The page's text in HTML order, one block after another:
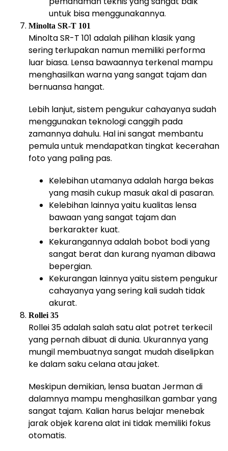
untuk bisa menggunakannya.
Minolta SR-T 101
Minolta SR-T 101 adalah pilihan klasik yang
sering terlupakan namun memiliki performa
luar biasa. Lensa bawaannya terkenal mampu
menghasilkan warna yang sangat tajam dan
bernuansa hangat.
Lebih lanjut, sistem pengukur cahayanya sudah
menggunakan teknologi canggih pada
zamannya dahulu. Hal ini sangat membantu
pemula untuk mendapatkan tingkat kecerahan
foto yang paling pas.
Kelebihan utamanya adalah harga bekas
yang masih cukup masuk akal di pasaran.
Kelebihan lainnya yaitu kualitas lensa
bawaan yang sangat tajam dan
berkarakter kuat.
Kekurangannya adalah bobot bodi yang
sangat berat dan kurang nyaman dibawa
bepergian.
Kekurangan lainnya yaitu sistem pengukur
cahayanya yang sering kali sudah tidak
akurat.
Rollei 35
Rollei 35 adalah salah satu alat potret terkecil
yang pernah dibuat di dunia. Ukurannya yang
mungil membuatnya sangat mudah diselipkan
ke dalam saku celana atau jaket.
Meskipun demikian, lensa buatan Jerman di
dalamnya mampu menghasilkan gambar yang
sangat tajam. Kalian harus belajar menebak
jarak objek karena alat ini tidak memiliki fokus
otomatis.